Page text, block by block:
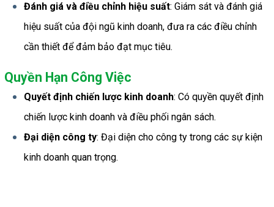
Đánh giá và điều chỉnh hiệu suất: Giám sát và đánh giá
hiệu suất của đội ngũ kinh doanh, đưa ra các điều chỉnh
cần thiết để đảm bảo đạt mục tiêu.
Quyền Hạn Công Việc
Quyết định chiến lược kinh doanh: Có quyền quyết định
chiến lược kinh doanh và điều phối ngân sách.
Đại diện công ty: Đại diện cho công ty trong các sự kiện
kinh doanh quan trọng.